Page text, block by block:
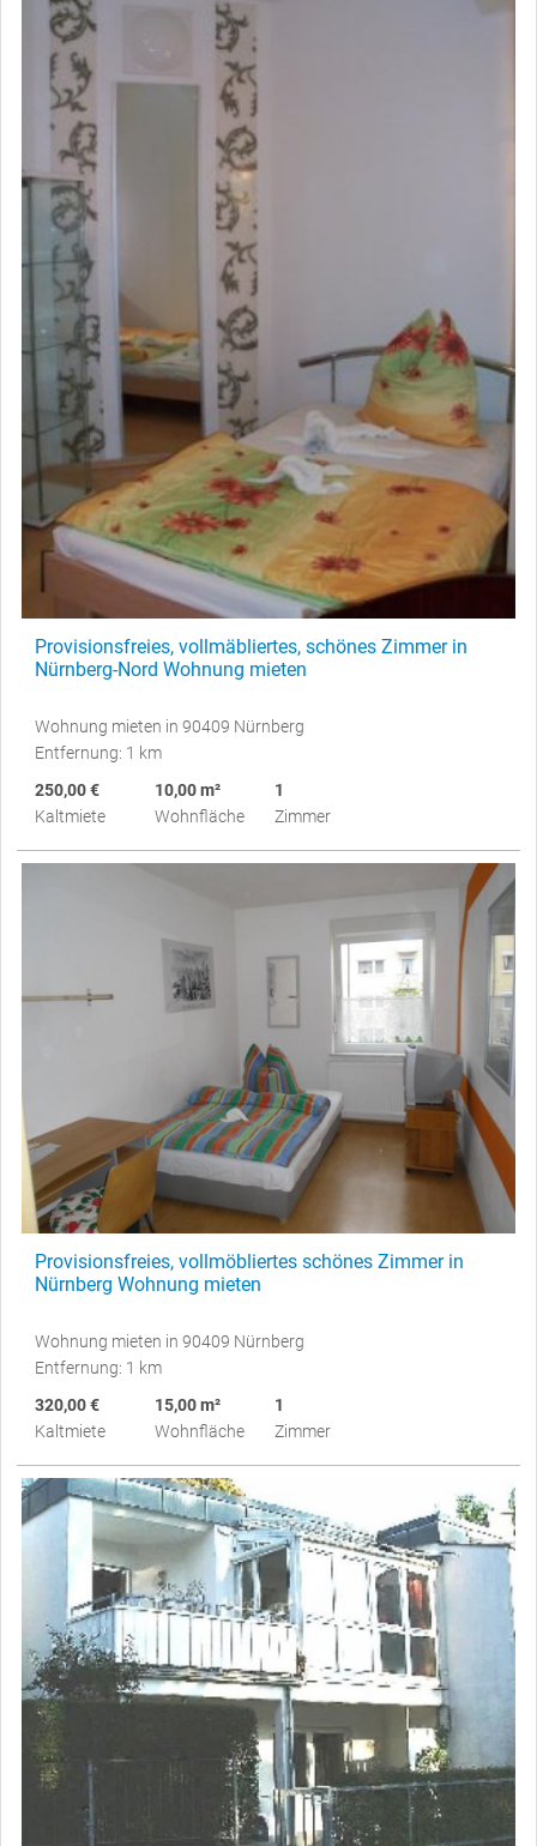
Provisionsfreies, vollmäbliertes, schönes Zimmer in
Nürnberg-Nord Wohnung mieten
Wohnung mieten in 90409 Nürnberg
Entfernung: 1 km
250,00 €
Kaltmiete
10,00 m²
Wohnfläche
1
Zimmer
Provisionsfreies, vollmöbliertes schönes Zimmer in
Nürnberg Wohnung mieten
Wohnung mieten in 90409 Nürnberg
Entfernung: 1 km
320,00 €
Kaltmiete
15,00 m²
Wohnfläche
1
Zimmer